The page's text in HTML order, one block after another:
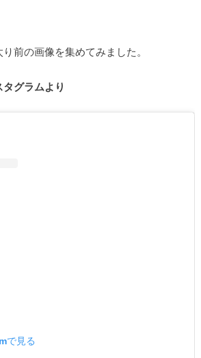
前の画像を集めてみました。
グラムより
で見る